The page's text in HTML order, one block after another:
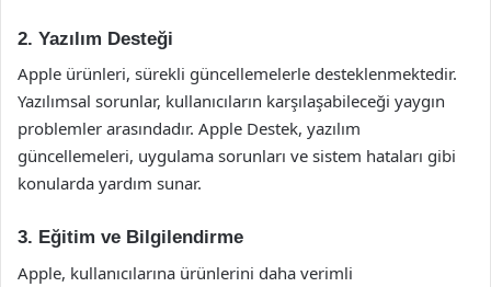
2. Yazılım Desteği
Apple ürünleri, sürekli güncellemelerle desteklenmektedir.
Yazılımsal sorunlar, kullanıcıların karşılaşabileceği yaygın
problemler arasındadır. Apple Destek, yazılım
güncellemeleri, uygulama sorunları ve sistem hataları gibi
konularda yardım sunar.
3. Eğitim ve Bilgilendirme
Apple, kullanıcılarına ürünlerini daha verimli